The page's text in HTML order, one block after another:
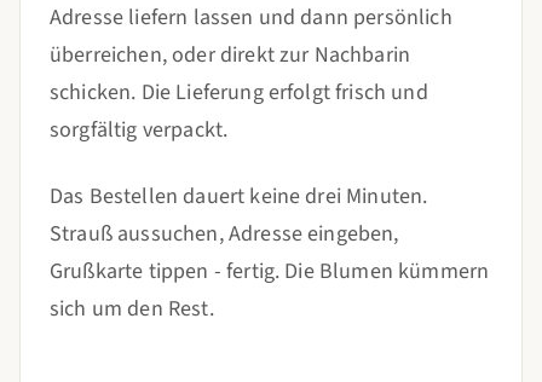
Adresse liefern lassen und dann persönlich
überreichen, oder direkt zur Nachbarin
schicken. Die Lieferung erfolgt frisch und
sorgfältig verpackt.
Das Bestellen dauert keine drei Minuten.
Strauß aussuchen, Adresse eingeben,
Grußkarte tippen - fertig. Die Blumen kümmern
sich um den Rest.